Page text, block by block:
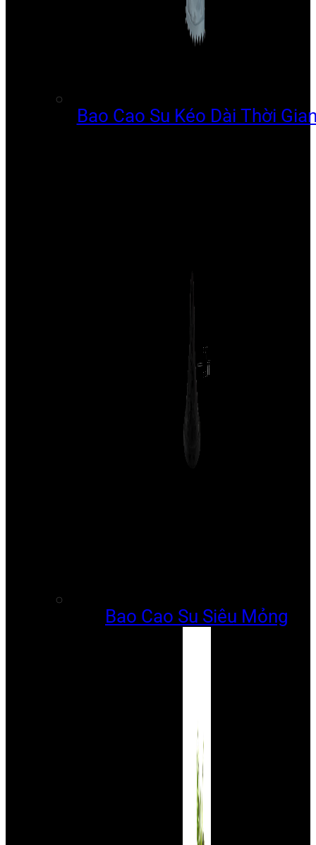
Bao Cao Su Kéo Dài Thời
Bao Cao Su Siêu Mỏng